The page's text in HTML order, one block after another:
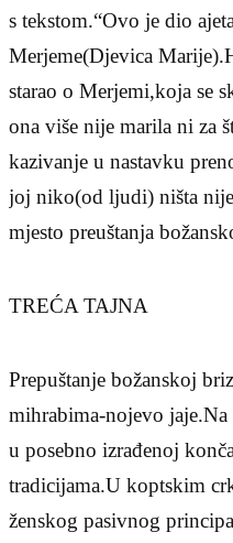
s tekstom.“Ovo je dio
Merjeme(Djevica
starao o Merjemi,koja se
ona više nije marila ni za
kazivanje u nastavku
joj niko(od ljudi) ništa nije
mjesto preuštanja
TREĆA TAJNA
Prepuštanje božanskoj
mihrabima-nojevo
u posebno izrađenoj
tradicijama.U koptskim
ženskog pasivnog